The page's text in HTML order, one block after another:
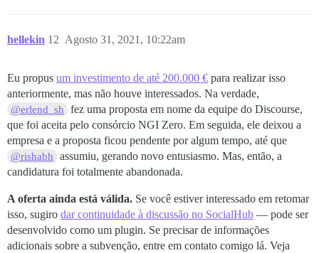
hellekin Agosto 31, 2021, 10:22am
12
Eu propus um investimento de até 200.000 € para realizar isso
anteriormente, mas não houve interessados. Na verdade,
@erlend_sh
fez uma proposta em nome da equipe do Discourse,
que foi aceita pelo consórcio NGI Zero. Em seguida, ele deixou a
empresa e a proposta ficou pendente por algum tempo, até que
@rishabh
assumiu, gerando novo entusiasmo. Mas, então, a
candidatura foi totalmente abandonada.
A oferta ainda está válida. Se você estiver interessado em retomar
isso, sugiro dar continuidade à discussão no SocialHub — pode ser
desenvolvido como um plugin. Se precisar de informações
adicionais sobre a subvenção, entre em contato comigo lá. Veja